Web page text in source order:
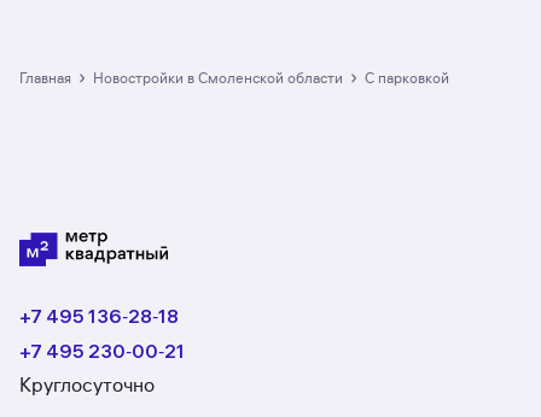
размещено 35 ЖК. Гарантия сделки: вернём
Главная › Новостройки в Смоленской области › с парковкой
+7 495 136‑28‑18
+7 495 230‑00‑21
Круглосуточно